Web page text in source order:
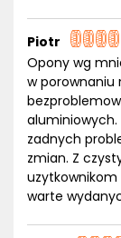
Piotr
Opony wg
w porownaniu
aluminiowych.
zadnych
zmian. Z
uzytkownikom
warte